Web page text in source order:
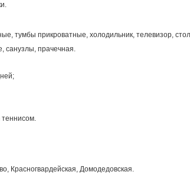
тумбы прикроватные, холодильник, телевизор,
санузлы, прачечная.
Красногвардейская, Домодедовская.